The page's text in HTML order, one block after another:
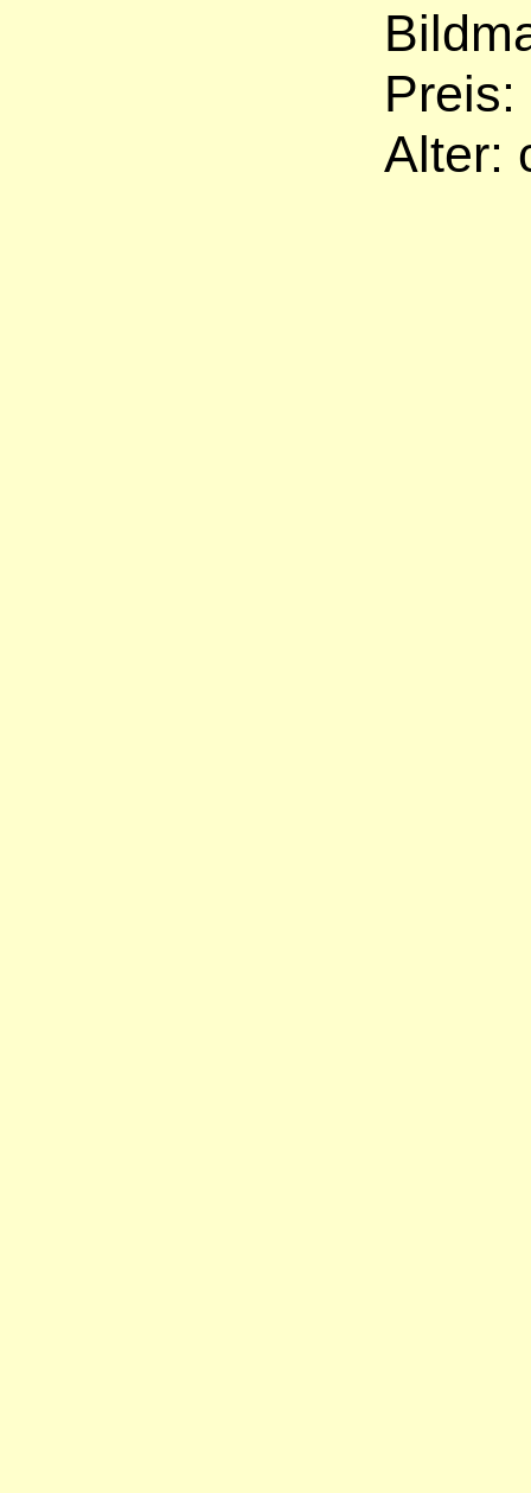
Preis:
Alter: